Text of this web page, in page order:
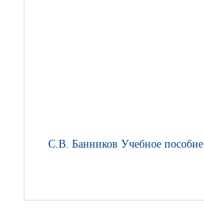
С.В. Банников Учебное